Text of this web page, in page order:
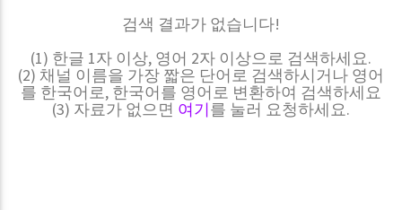
검색 결과가 없습니다!
(1) 한글 1자 이상, 영어 2자 이상으로 검색하세요.
(2) 채널 이름을 가장 짧은 단어로 검색하시거나 영어
를 한국어로, 한국어를 영어로 변환하여 검색하세요
(3) 자료가 없으면 여기를 눌러 요청하세요.